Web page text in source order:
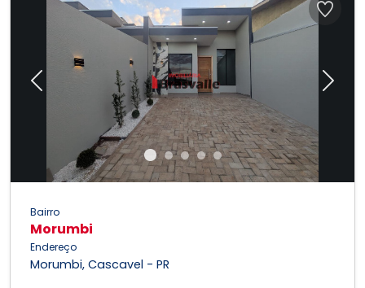
Previous Next
Bairro
Morumbi
Endereço
Morumbi, Cascavel - PR